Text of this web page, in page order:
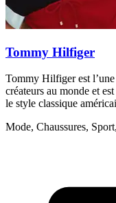
Tommy Hilfiger
Tommy Hilfiger est
créateurs au monde et
le style classique
Mode, Chaussures,